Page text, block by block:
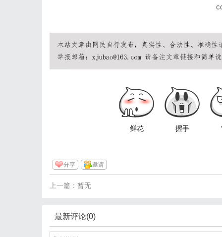
鲜花 握手
分享 邀请
上一篇：暂无
最新评论(0)